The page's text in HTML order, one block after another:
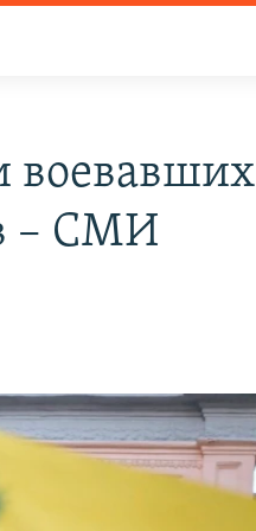
воевавших
– СМИ